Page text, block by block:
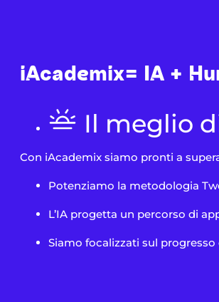
iAcademix= IA +
Il meglio
Con iAcademix siamo pronti a
Potenziamo la metodologia
L’IA progetta un percorso di
Siamo focalizzati sul